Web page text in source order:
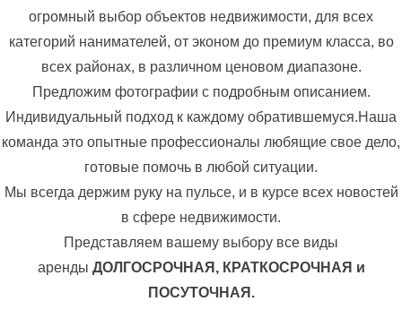
огромный выбор объектов недвижимости, для всех
категорий нанимателей, от эконом до премиум класса, во
всех районах, в различном ценовом диапазоне.
Предложим фотографии с подробным описанием.
Индивидуальный подход к каждому обратившемуся.Наша
команда это опытные профессионалы любящие свое дело,
готовые помочь в любой ситуации.
Мы всегда держим руку на пульсе, и в курсе всех новостей
в сфере недвижимости.
Представляем вашему выбору все виды
аренды ДОЛГОСРОЧНАЯ, КРАТКОСРОЧНАЯ и
ПОСУТОЧНАЯ.